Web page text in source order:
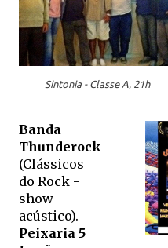
Sintonia - Classe A, 21h
Banda
Thunderock
(Clássicos
do Rock -
show
acústico).
Peixaria 5